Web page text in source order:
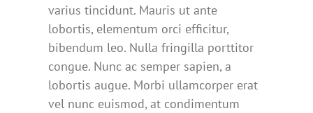
varius tincidunt. Mauris ut ante
lobortis, elementum orci efficitur,
bibendum leo. Nulla fringilla porttitor
congue. Nunc ac semper sapien, a
lobortis augue. Morbi ullamcorper erat
vel nunc euismod, at condimentum